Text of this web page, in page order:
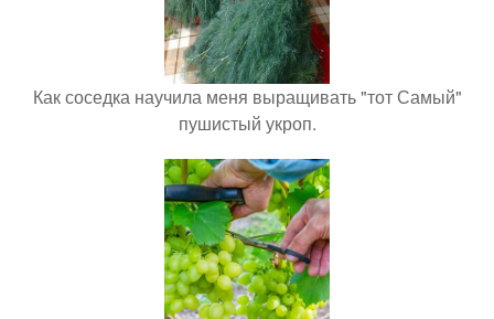
Как соседка научила меня выращивать "тот Самый"
пушистый укроп.